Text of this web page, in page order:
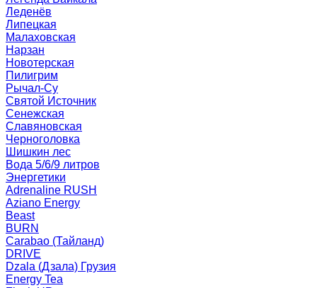
Леденёв
Липецкая
Малаховская
Нарзан
Новотерская
Пилигрим
Рычал-Су
Святой Источник
Сенежская
Славяновская
Черноголовка
Шишкин лес
Вода 5/6/9 литров
Энергетики
Adrenaline RUSH
Aziano Energy
Beast
BURN
Carabao (Тайланд)
DRIVE
Dzala (Дзала) Грузия
Energy Tea